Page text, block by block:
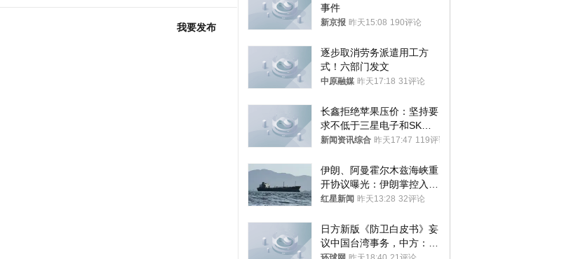
我要发布
事件
新京报 昨天15:08 190评论
逐步取消劳务派遣用工方
式！六部门发文
中原融媒 昨天17:18 31评论
长鑫拒绝苹果压价：坚持要
求不低于三星电子和SK海
力士
新闻资讯综合 昨天17:47 119评论
伊朗、阿曼霍尔木兹海峡重
开协议曝光：伊朗掌控入湾
航道，与阿曼平分“服务费”
红星新闻 昨天13:28 32评论
日方新版《防卫白皮书》妄
议中国台湾事务，中方：强